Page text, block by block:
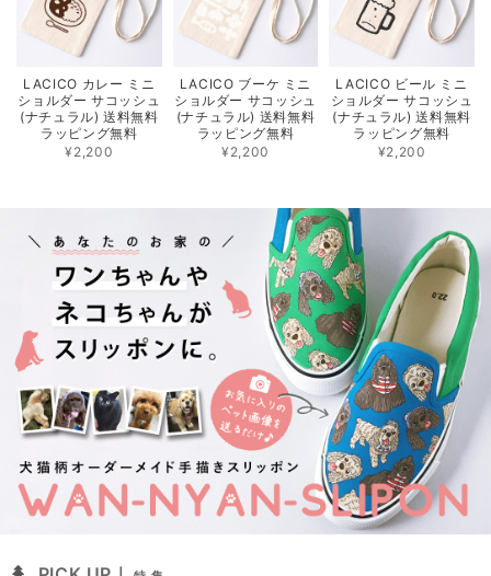
LACICO カレー ミニ
ショルダー サコッシュ
(ナチュラル) 送料無料
ラッピング無料
¥2,200
LACICO ブーケ ミニ
ショルダー サコッシュ
(ナチュラル) 送料無料
ラッピング無料
¥2,200
LACICO ビール ミニ
ショルダー サコッシュ
(ナチュラル) 送料無料
ラッピング無料
¥2,200